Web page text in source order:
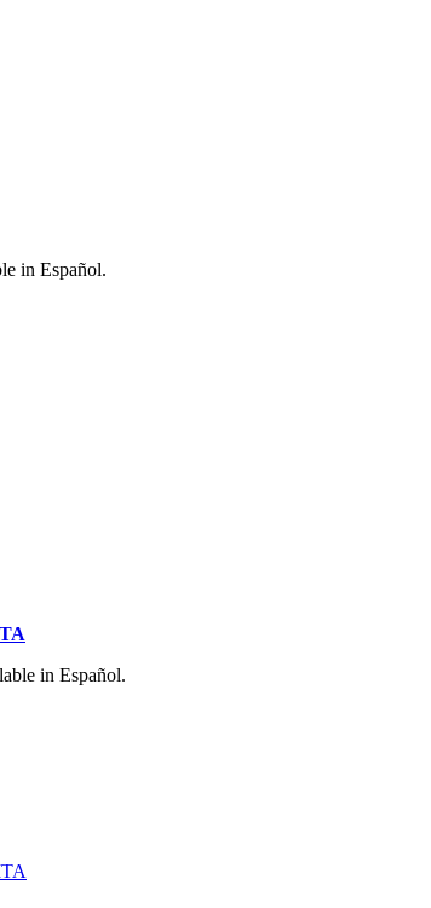
in Español.
in Español.